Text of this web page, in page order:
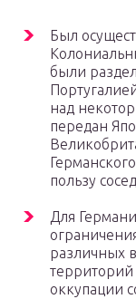
Был
были
над
передан
пользу
Для
различных
территорий
оккупации